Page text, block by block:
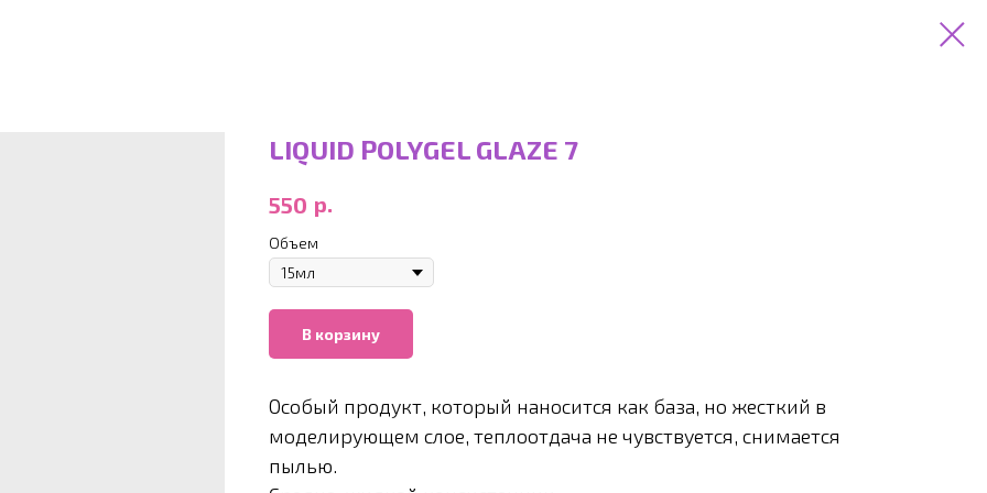
LIQUID POLYGEL GLAZE 7
550 р.
Объем
В корзину
Особый продукт, который наносится как база, но жесткий в
моделирующем слое, теплоотдача не чувствуется, снимается
пылью.